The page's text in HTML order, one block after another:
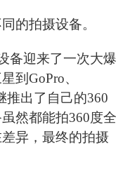
的拍摄设备。
备迎来了一次大爆
到GoPro、
出了自己的360
然都能拍360度全
异，最终的拍摄